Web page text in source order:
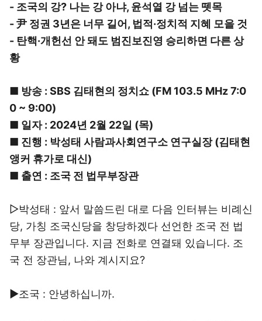
- 조국의 강? 나는 강 아냐, 윤석열 강 넘는 뗏목
- 尹 정권 3년은 너무 길어, 법적·정치적 지혜 모을 것
- 탄핵·개헌선 안 돼도 범진보진영 승리하면 다른 상
황
■ 방송 : SBS 김태현의 정치쇼 (FM 103.5 MHz 7:0
0 ~ 9:00)
■ 일자 : 2024년 2월 22일 (목)
■ 진행 : 박성태 사람과사회연구소 연구실장 (김태현
앵커 휴가로 대신)
■ 출연 : 조국 전 법무부장관
▷박성태 : 앞서 말씀드린 대로 다음 인터뷰는 비례신
당, 가칭 조국신당을 창당하겠다 선언한 조국 전 법
무부 장관입니다. 지금 전화로 연결돼 있습니다. 조
국 전 장관님, 나와 계시지요?
▶조국 : 안녕하십니까.